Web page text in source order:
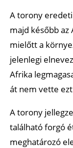
A torony
majd később
mielőtt a
jelenlegi
Afrika
át nem vette
A torony
található forgó
meghatározó